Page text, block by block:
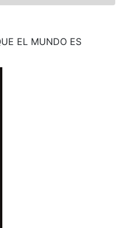
EL MUNDO ES